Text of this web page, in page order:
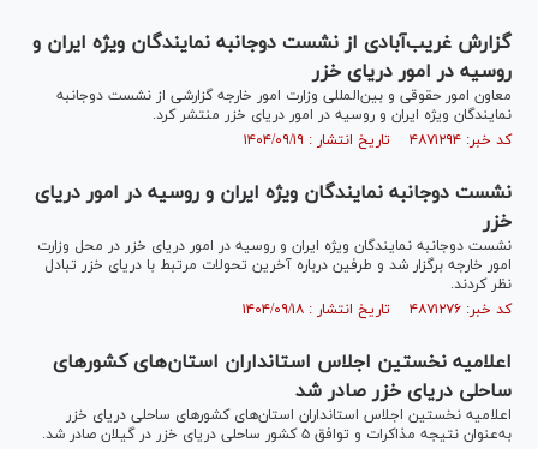
گزارش غریب‌آبادی از نشست دوجانبه نمایندگان ویژه ایران و
روسیه در امور دریای خزر
معاون امور حقوقی و بین‌المللی وزارت امور خارجه گزارشی از نشست دوجانبه
نمایندگان ویژه ایران و روسیه در امور دریای خزر منتشر کرد.
کد خبر: ۴۸۷۱۲۹۴ تاریخ انتشار : ۱۴۰۴/۰۹/۱۹
نشست دوجانبه نمایندگان ویژه ایران و روسیه در امور دریای
خزر
نشست دوجانبه نمایندگان ویژه ایران و روسیه در امور دریای خزر در محل وزارت
امور خارجه برگزار شد و طرفین درباره آخرین تحولات مرتبط با دریای خزر تبادل
نظر کردند.
کد خبر: ۴۸۷۱۲۷۶ تاریخ انتشار : ۱۴۰۴/۰۹/۱۸
اعلامیه نخستین اجلاس استانداران استان‌های کشورهای
ساحلی دریای خزر صادر شد
اعلامیه نخستین اجلاس استانداران استان‌های کشور‌های ساحلی دریای خزر
به‌عنوان نتیجه مذاکرات و توافق ۵ کشور ساحلی دریای خزر در گیلان صادر شد.